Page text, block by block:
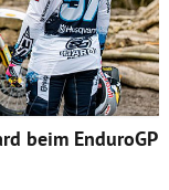
beim EnduroGP